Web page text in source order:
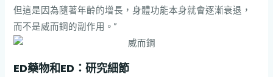
但這是因為隨著年齡的增長，身體功能本身就會逐漸衰退，
而不是威而鋼的副作用。”
ED藥物和ED：研究細節